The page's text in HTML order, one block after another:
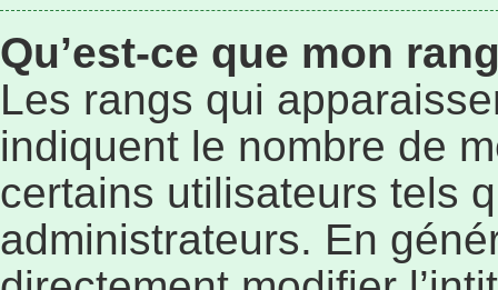
Qu’est-ce que mon
Les rangs qui
indiquent le nombre de
certains utilisateurs tels
administrateurs. En